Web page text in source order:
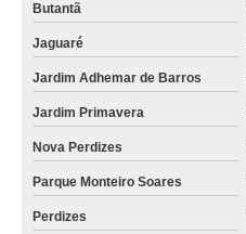
Butantã
Jaguaré
Jardim Adhemar de Barros
Jardim Primavera
Nova Perdizes
Parque Monteiro Soares
Perdizes